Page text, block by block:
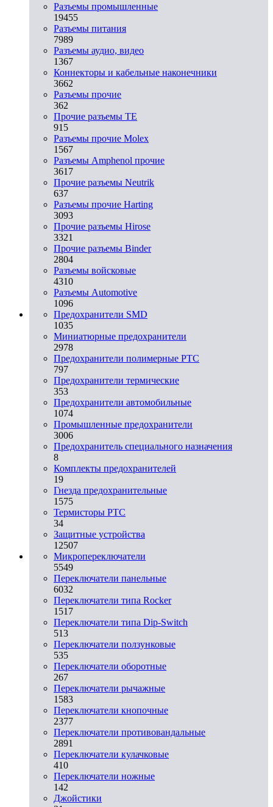
Разъeмы промышленные
19455
Разъeмы питания
7989
Разъeмы аудио, видео
1367
Коннекторы и кабельные наконечники
3662
Разъeмы прочие
362
Прочие разъемы TE
915
Разъемы прочие Molex
1567
Разъемы Amphenol прочие
3617
Прочие разъемы Neutrik
637
Разъемы прочие Harting
3093
Прочие разъемы Hirose
3321
Прочие разъемы Binder
2804
Разъемы войсковые
4310
Разъeмы Automotive
1096
Предохранители SMD
1035
Миниатюрные предохранители
2978
Предохранители полимерные PTC
797
Предохранители термические
353
Предохранители автомобильные
1074
Промышленные предохранители
3006
Предохранитель специального назначения
8
Комплекты предохранителей
19
Гнезда предохранительные
1575
Термисторы PTC
34
Защитные устройства
12507
Микропереключатели
5549
Переключатели панельные
6032
Переключатели типа Rocker
1517
Переключатели типа Dip-Switch
513
Переключатели ползунковые
535
Переключатели оборотные
267
Переключатели рычажные
1583
Переключатели кнопочные
2377
Переключатели противовандальные
2891
Переключатели кулачковые
410
Переключатели ножные
142
Джойстики